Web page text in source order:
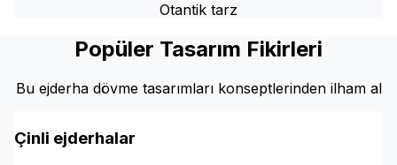
Otantik tarz
Popüler Tasarım Fikirleri
Bu ejderha dövme tasarımları konseptlerinden ilham al
Çinli ejderhalar